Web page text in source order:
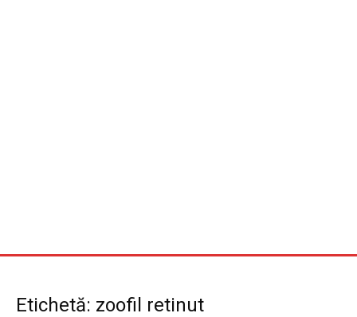
Etichetă: zoofil retinut